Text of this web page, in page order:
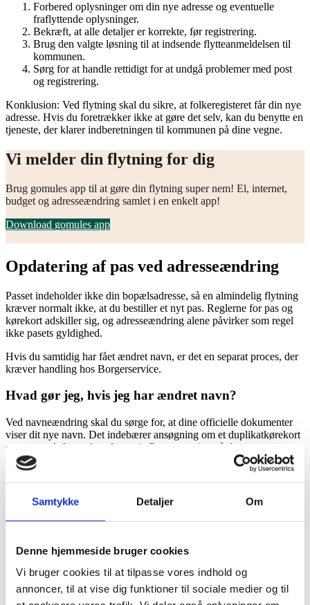
Samtykke Detaljer Om
Denne hjemmeside bruger cookies
Vi bruger cookies til at tilpasse vores indhold og
annoncer, til at vise dig funktioner til sociale medier og til
Forbered oplysninger om din nye adresse og eventuelle
fraflyttende oplysninger.
Bekræft, at alle detaljer er korrekte, før registrering.
Brug den valgte løsning til at indsende flytteanmeldelsen til
kommunen.
Sørg for at handle rettidigt for at undgå problemer med post
og registrering.
Konklusion: Ved flytning skal du sikre, at folkeregisteret får din nye
adresse. Hvis du foretrækker ikke at gøre det selv, kan du benytte en
tjeneste, der klarer indberetningen til kommunen på dine vegne.
Vi melder din flytning for dig
Brug gomules app til at gøre din flytning super nem! El, internet,
budget og adresseændring samlet i en enkelt app!
Download gomules app
Opdatering af pas ved adresseændring
Passet indeholder ikke din bopælsadresse, så en almindelig flytning
kræver normalt ikke, at du bestiller et nyt pas. Reglerne for pas og
kørekort adskiller sig, og adresseændring alene påvirker som regel
ikke pasets gyldighed.
Hvis du samtidig har fået ændret navn, er det en separat proces, der
kræver handling hos Borgerservice.
Hvad gør jeg, hvis jeg har ændret navn?
Ved navneændring skal du sørge for, at dine officielle dokumenter
viser dit nye navn. Det indebærer ansøgning om et duplikatkørekort
og eventuelt fornyelse af pas via Borgerservice, så det nye navn
fremgår officielt.
Kontakt din kommunes Borgerservice for at få vejledning om
nødvendig dokumentation.
Ansøg om et duplikatkørekort, så dit nye navn registreres
korrekt.
indført i passet.
Konklusion: Navneændring kræver aktiv handling hos
Borgerservice for både kørekort og pas; adresseændring alene gør
det normalt ikke.